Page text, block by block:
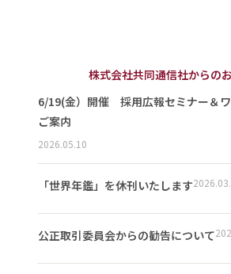
株式会社共同通信社からの
6/19(金）開催 採用広報セミナー＆
ご案内
2026.05.10
「世界年鑑」を休刊いたします
公正取引委員会からの勧告について